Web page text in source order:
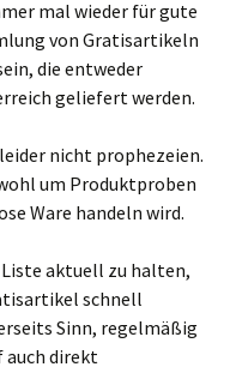
mal wieder für gute
von Gratisartikeln
die entweder
geliefert werden.
nicht prophezeien.
um Produktproben
Ware handeln wird.
Liste aktuell zu halten,
schnell
Sinn, regelmäßig
auch direkt